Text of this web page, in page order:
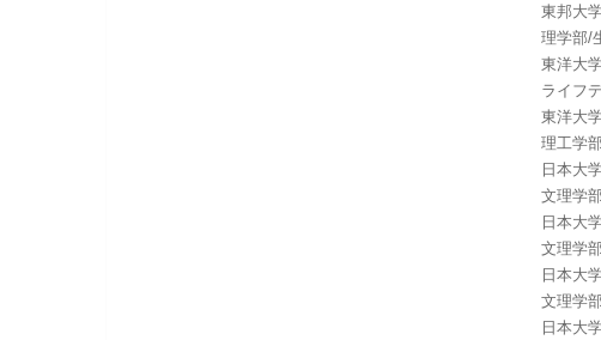
東邦大
理学部/
東洋大
ライフ
東洋大
理工学
日本大
文理学
日本大
文理学
日本大
文理学
日本大